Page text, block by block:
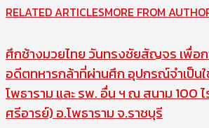
RELATED ARTICLESMORE FROM
ศึกช้างมวยไทย วันทรงชัยสัญจร เพื่อ
อดีตทหารกล้าที่ผ่านศึก อุปกรณ์จำเป็น
โพธาราม และ รพ. อื่น ฯ ณ สนาม 100
ศรีอารย์) อ.โพธาราม จ.ราชบุรี